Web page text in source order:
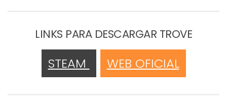
LINKS PARA DESCARGAR TROVE
STEAM WEB OFICIAL